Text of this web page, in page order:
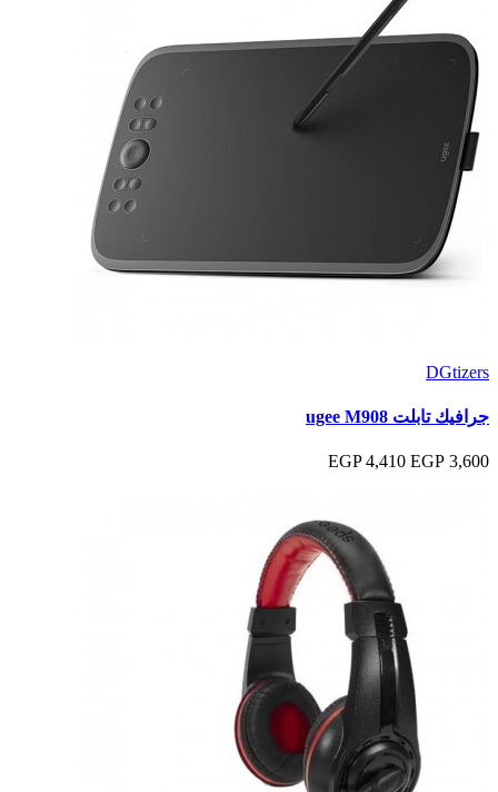
DGtizers
جرافيك تابلت ugee M908
3,600 EGP
4,410 EGP